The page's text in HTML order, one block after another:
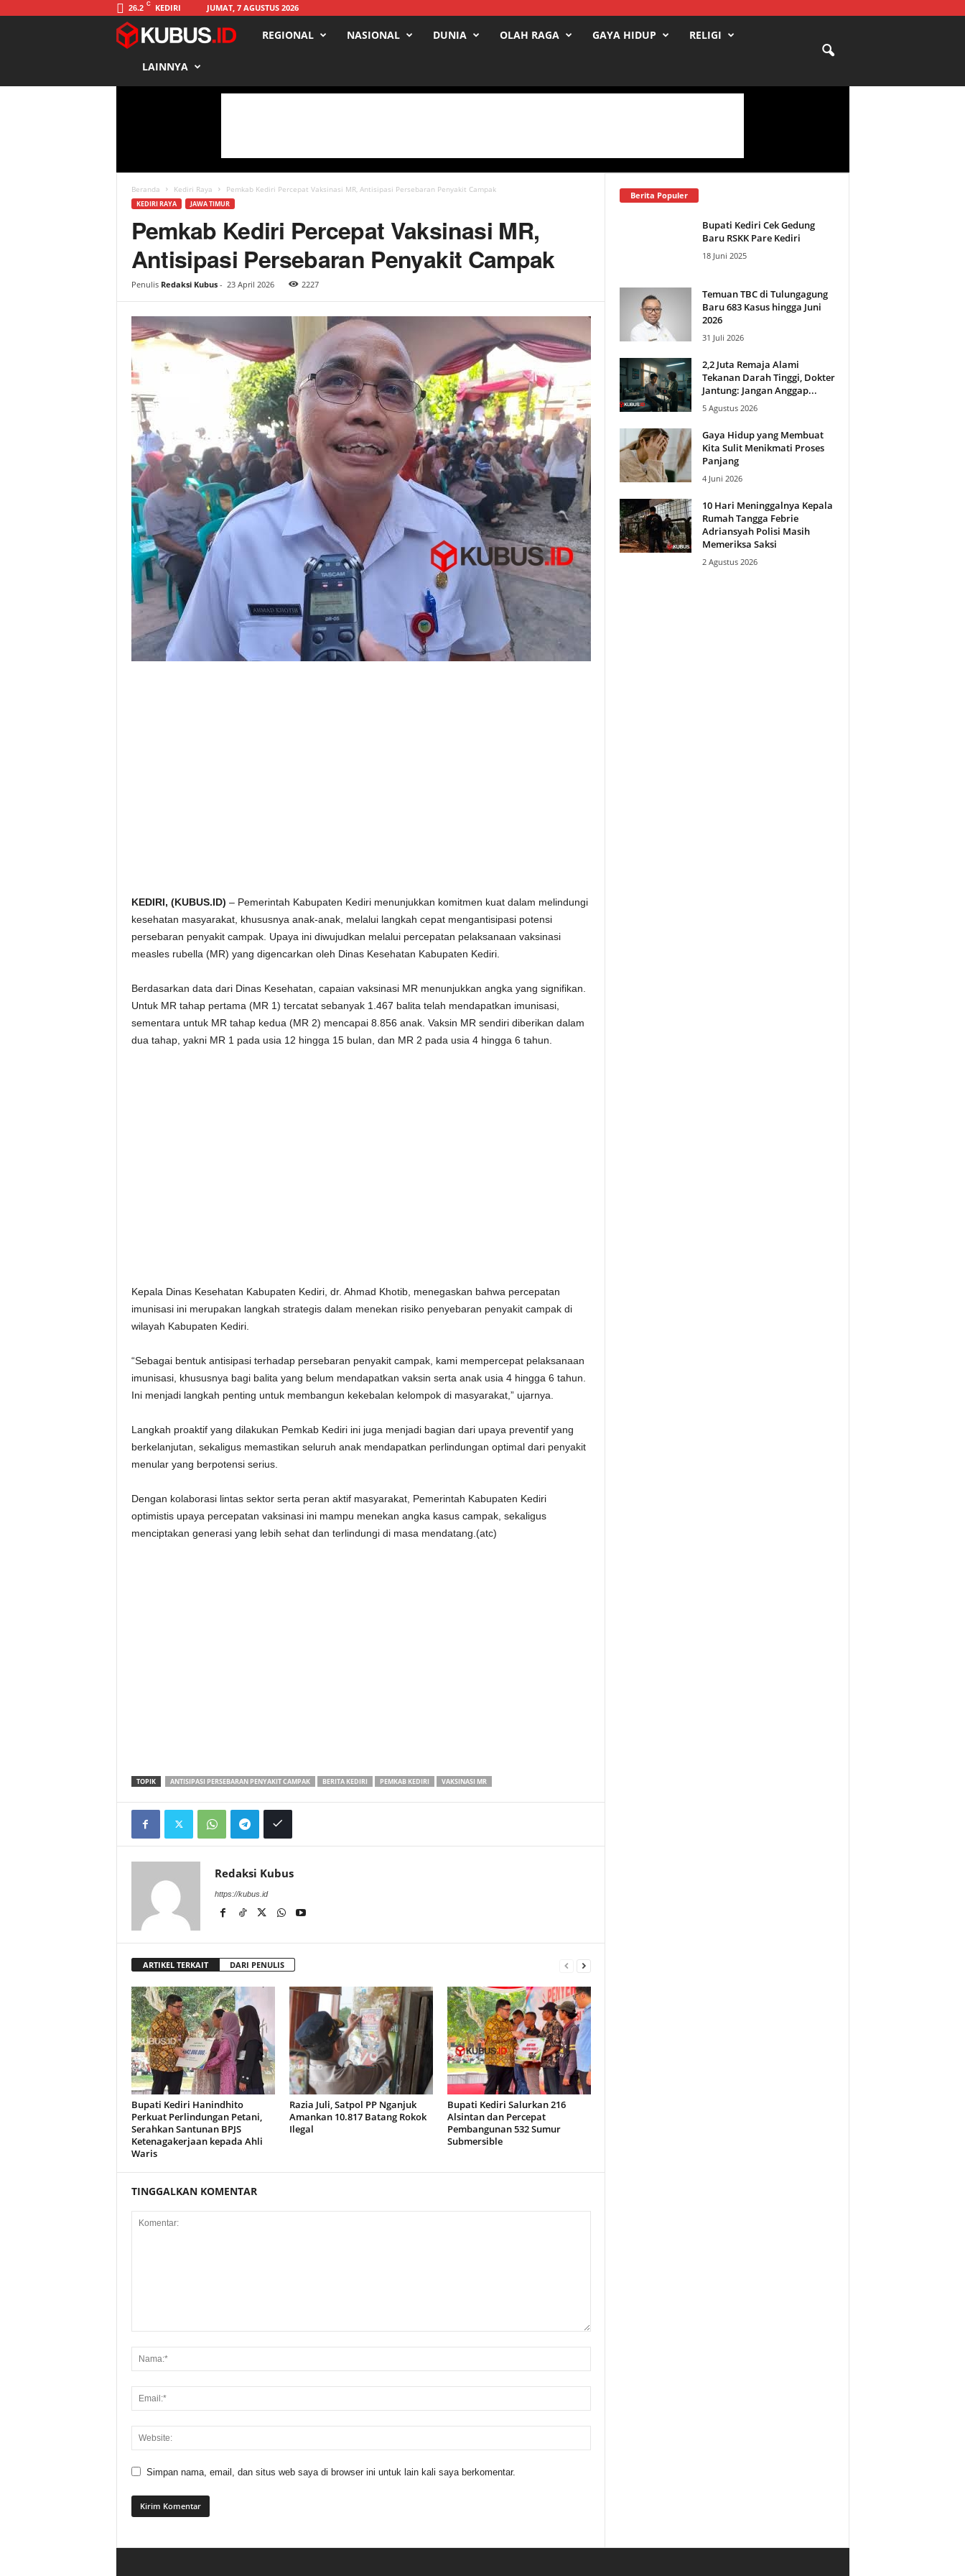
26.2 C KEDIRI JUMAT, 7 AGUSTUS 2026
s
REGIONAL NASIONAL DUNIA OLAH RAGA GAYA HIDUP RELIGI
LAINNYA
Beranda Kediri Raya Pemkab Kediri Percepat Vaksinasi MR, Antisipasi Persebaran Penyakit Campak
KEDIRI RAYA JAWA TIMUR
Pemkab Kediri Percepat Vaksinasi MR,
Antisipasi Persebaran Penyakit Campak
Penulis Redaksi Kubus- 23 April 2026 2227
KEDIRI, (KUBUS.ID) – Pemerintah Kabupaten Kediri menunjukkan komitmen kuat dalam melindungi
kesehatan masyarakat, khususnya anak-anak, melalui langkah cepat mengantisipasi potensi
persebaran penyakit campak. Upaya ini diwujudkan melalui percepatan pelaksanaan vaksinasi
measles rubella (MR) yang digencarkan oleh Dinas Kesehatan Kabupaten Kediri.
Berdasarkan data dari Dinas Kesehatan, capaian vaksinasi MR menunjukkan angka yang signifikan.
Untuk MR tahap pertama (MR 1) tercatat sebanyak 1.467 balita telah mendapatkan imunisasi,
sementara untuk MR tahap kedua (MR 2) mencapai 8.856 anak. Vaksin MR sendiri diberikan dalam
dua tahap, yakni MR 1 pada usia 12 hingga 15 bulan, dan MR 2 pada usia 4 hingga 6 tahun.
Kepala Dinas Kesehatan Kabupaten Kediri, dr. Ahmad Khotib, menegaskan bahwa percepatan
imunisasi ini merupakan langkah strategis dalam menekan risiko penyebaran penyakit campak di
wilayah Kabupaten Kediri.
“Sebagai bentuk antisipasi terhadap persebaran penyakit campak, kami mempercepat pelaksanaan
imunisasi, khususnya bagi balita yang belum mendapatkan vaksin serta anak usia 4 hingga 6 tahun.
Ini menjadi langkah penting untuk membangun kekebalan kelompok di masyarakat,” ujarnya.
Langkah proaktif yang dilakukan Pemkab Kediri ini juga menjadi bagian dari upaya preventif yang
berkelanjutan, sekaligus memastikan seluruh anak mendapatkan perlindungan optimal dari penyakit
menular yang berpotensi serius.
Dengan kolaborasi lintas sektor serta peran aktif masyarakat, Pemerintah Kabupaten Kediri
optimistis upaya percepatan vaksinasi ini mampu menekan angka kasus campak, sekaligus
menciptakan generasi yang lebih sehat dan terlindungi di masa mendatang.(atc)
TOPIK ANTISIPASI PERSEBARAN PENYAKIT CAMPAK BERITA KEDIRI PEMKAB KEDIRI VAKSINASI MR
Redaksi Kubus
https://kubus.id
ARTIKEL TERKAIT DARI PENULIS
Bupati Kediri Hanindhito
Perkuat Perlindungan Petani,
Serahkan Santunan BPJS
Ketenagakerjaan kepada Ahli
Waris
Razia Juli, Satpol PP Nganjuk
Amankan 10.817 Batang Rokok
Ilegal
Bupati Kediri Salurkan 216
Alsintan dan Percepat
Pembangunan 532 Sumur
Submersible
TINGGALKAN KOMENTAR
Simpan nama, email, dan situs web saya di browser ini untuk lain kali saya berkomentar.
Berita Populer
Bupati Kediri Cek Gedung
Baru RSKK Pare Kediri
18 Juni 2025
Temuan TBC di Tulungagung
Baru 683 Kasus hingga Juni
2026
31 Juli 2026
2,2 Juta Remaja Alami
Tekanan Darah Tinggi, Dokter
Jantung: Jangan Anggap...
5 Agustus 2026
Gaya Hidup yang Membuat
Kita Sulit Menikmati Proses
Panjang
4 Juni 2026
10 Hari Meninggalnya Kepala
Rumah Tangga Febrie
Adriansyah Polisi Masih
Memeriksa Saksi
2 Agustus 2026